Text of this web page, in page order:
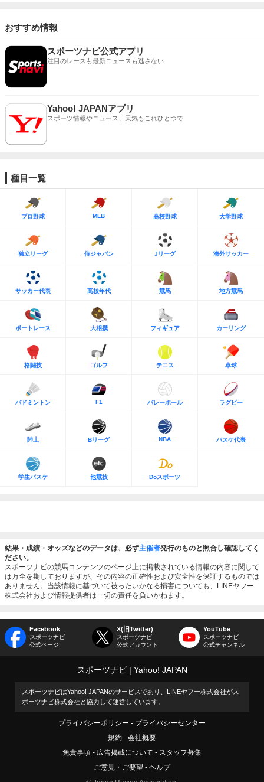
おすすめ情報
スポーツナビ公式アプリ
注目のレースも最新ニュースも逃さない
Yahoo! JAPANアプリ
スポーツ情報やニュース、天気もこれひとつで
種目一覧
プロ野球 MLB 高校野球 大学野球
独立リーグ 侍ジャパン Jリーグ 海外サッカー
サッカー代表 高校年代 競馬 地方競馬
ボートレース 大相撲 フィギュア カーリング
格闘技 ゴルフ テニス 卓球
バドミントン F1 バレーボール ラグビー
陸上 Bリーグ NBA バスケ代表
学生バスケ 他競技 Doスポーツ
結果・成績・オッズなどのデータは、必ず主催者発行のものと照合し確認してく
ださい。
スポーツナビの競馬コンテンツのページ上に掲載されている情報の内容に関して
は万全を期しておりますが、その内容の正確性および安全性を保証するものでは
ありません。当該情報に基づいて被ったいかなる損害についても、LINEヤフー
株式会社および情報提供者は一切の責任を負いかねます。
Facebook
スポーツナビ
公式ページ
X(旧Twitter)
スポーツナビ
公式アカウント
YouTube
スポーツナビ
公式チャンネル
スポーツナビ Yahoo! JAPAN
スポーツナビはYahoo! JAPANのサービスであり、LINEヤフー株式会社がス
ポーツナビ株式会社と協力して運営しています。
プライバシーポリシー
プライバシーセンター
規約
会社概要
免責事項
広告掲載について
スタッフ募集
ご意見・ご要望
ヘルプ